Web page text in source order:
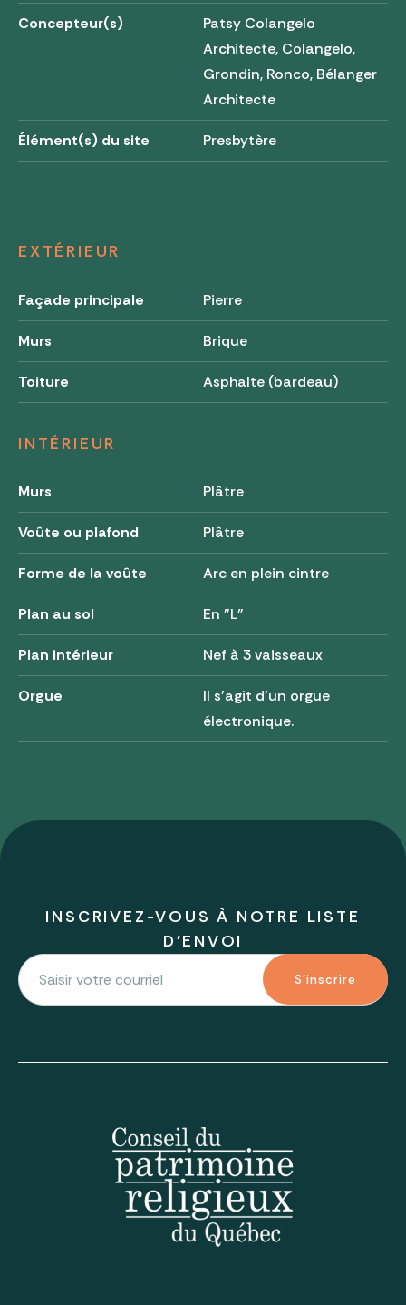
Concepteur(s)
Patsy Colangelo
Architecte, Colangelo,
Grondin, Ronco, Bélanger
Architecte
Élément(s) du site Presbytère
EXTÉRIEUR
Façade principale Pierre
Murs Brique
Toiture Asphalte (bardeau)
INTÉRIEUR
Murs Plâtre
Voûte ou plafond Plâtre
Forme de la voûte Arc en plein cintre
Plan au sol En "L"
Plan intérieur Nef à 3 vaisseaux
Orgue
Il s'agit d'un orgue
électronique.
INSCRIVEZ-VOUS À NOTRE LISTE
D'ENVOI
S'inscrire